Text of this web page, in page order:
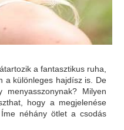
a fantasztikus ruha,
a különleges hajdísz is. De
Milyen
hogy a megjelenése
néhány ötlet a csodás